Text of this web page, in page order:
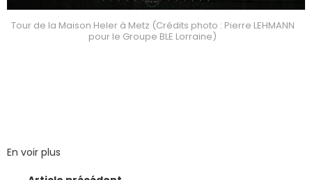
Tour de la Maison Heler à Metz (Crédits photo : Pierre LEHMANN
pour le Groupe BLE Lorraine)
En voir plus